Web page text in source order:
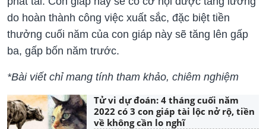
do hoàn thành công việc xuất sắc, đặc biệt tiền
thưởng cuối năm của con giáp này sẽ tăng lên gấp
ba, gấp bốn năm trước.
*Bài viết chỉ mang tính tham khảo, chiêm nghiệm
Tử vi dự đoán: 4 tháng cuối năm
2022 có 3 con giáp tài lộc nở rộ, tiền
về không cần lo nghĩ